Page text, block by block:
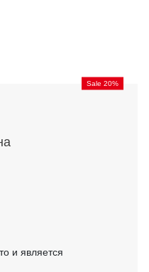
Sale 20%
и является